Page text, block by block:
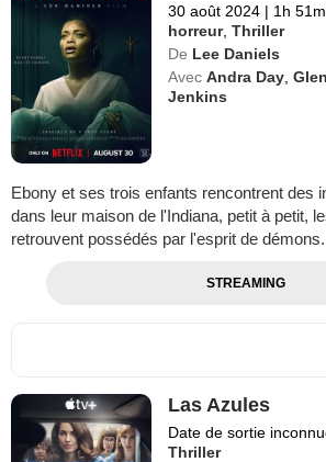
30 août 2024 | 1h
horreur,Thriller
De Lee Daniels
Avec Andra Day ,
Jenkins
Ebony et ses trois enfants rencontrent des
dans leur maison de l'Indiana, petit à petit,
retrouvent possédés par l'esprit de
STREAMING
Las Azules
Date de sortie
Thriller